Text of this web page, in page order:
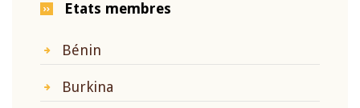
Etats membres
Bénin
Burkina